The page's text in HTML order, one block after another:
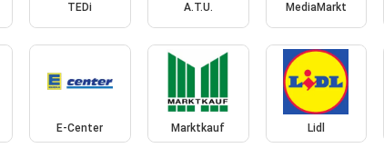
TEDi A.T.U. MediaMarkt
E-Center Marktkauf Lidl